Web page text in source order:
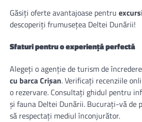
Găsiți oferte avantajoase pentru
descoperiți frumusețea Deltei Dunării!
Sfaturi pentru o experiență perfectă
Alegeți o agenție de turism de
cu barca Crișan. Verificați recenziile
o rezervare. Consultați ghidul pentru
și fauna Deltei Dunării. Bucurați-vă de
să respectați mediul înconjurător.